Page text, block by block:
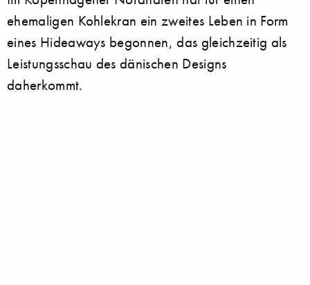
ehemaligen Kohlekran ein zweites Leben in Form
eines Hideaways begonnen, das gleichzeitig als
Leistungsschau des dänischen Designs
daherkommt.